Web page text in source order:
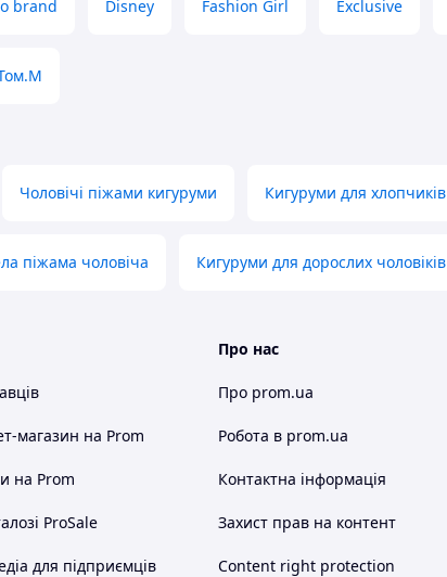
та сидіти, нічого не
посадка.
фото.
brand Disney Fashion Girl Exclusive
Чоловічі піжами кигуруми Кигуруми для хлопчиків
піжама чоловіча Кигуруми для дорослих чоловіків
магазин на Prom
на Prom
ProSale
для підприємців
Про нас
Про prom.ua
Робота в prom.ua
Контактна інформація
Захист прав на контент
Content right protection